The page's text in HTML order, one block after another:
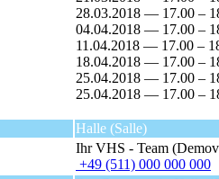
28.03.2018 — 17.00 –
04.04.2018 — 17.00 –
11.04.2018 — 17.00 –
18.04.2018 — 17.00 –
25.04.2018 — 17.00 –
25.04.2018 — 17.00 –
Halle (Salle)
Ihr VHS - Team
+49 (511) 000 000 000